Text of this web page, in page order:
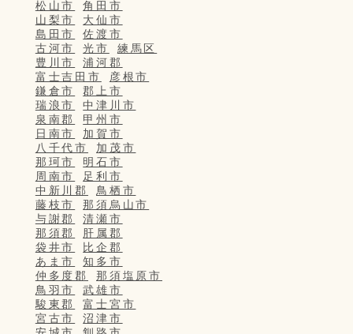
松山市
角田市
山梨市
大仙市
島田市
佐渡市
古河市
光市
練馬区
豊川市
浦河郡
富士吉田市
彦根市
鎌倉市
郡上市
瑞浪市
中津川市
泉南郡
甲州市
日南市
加賀市
八千代市
加茂市
那珂市
明石市
周南市
足利市
中新川郡
鳥栖市
藤枝市
那須烏山市
与謝郡
清瀬市
那須郡
肝属郡
袋井市
比企郡
あま市
知多市
仲多度郡
那須塩原市
鳥羽市
武雄市
駿東郡
富士宮市
宮古市
沼津市